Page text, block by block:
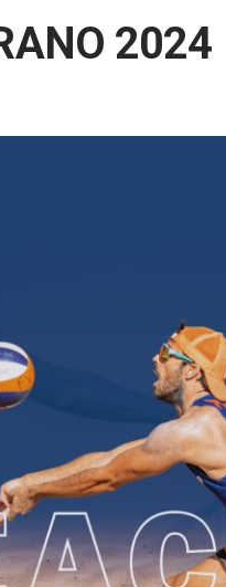
2024
de la Comunitat
competirán en
nacional el curso
275